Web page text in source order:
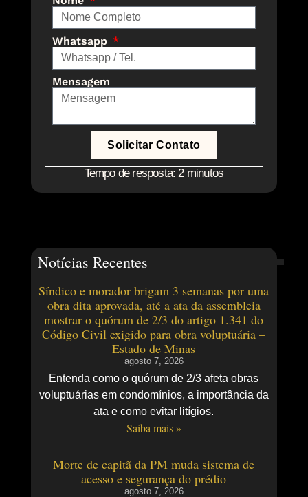
Whatsapp
Mensagem
Solicitar Contato
Tempo de resposta: 2 minutos
Notícias Recentes
Síndico e morador brigam 3 semanas por uma
obra dita aprovada, até a ata da assembleia
mostrar o quórum de 2/3 do artigo 1.341 do
Código Civil exigido para obra voluptuária –
Estado de Minas
agosto 7, 2026
Entenda como o quórum de 2/3 afeta obras
voluptuárias em condomínios, a importância da
ata e como evitar litígios.
Saiba mais »
Morte de capitã da PM muda sistema de
acesso e segurança do prédio
agosto 7, 2026